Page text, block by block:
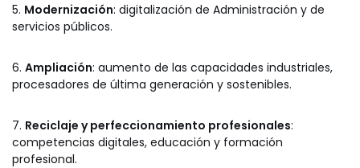
5. Modernización: digitalización de Administración y de
servicios públicos.
6. Ampliación: aumento de las capacidades industriales,
procesadores de última generación y sostenibles.
7. Reciclaje y perfeccionamiento profesionales:
competencias digitales, educación y formación
profesional.